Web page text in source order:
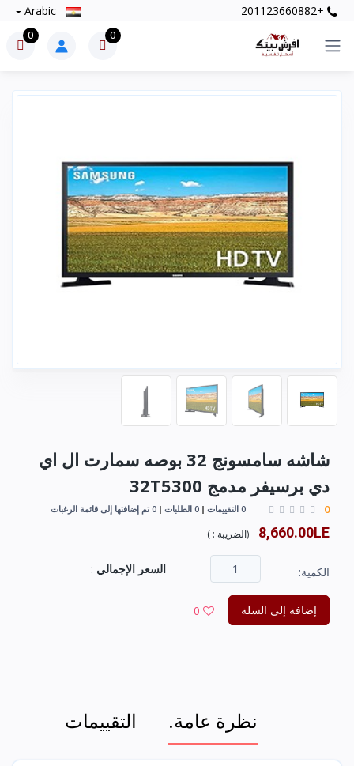
+201123660882
0
0
شاشه سامسونج 32 بوصه سمارت ال اي
دي برسيفر مدمج 32T5300
0 0 التقييمات 0 الطلبات 0 تم إضافتها إلى قائمة الرغبات
8,660.00LE
(الضريبة : )
الكمية: السعر الإجمالي :
إضافة إلى السلة 0
نظرة عامة. التقييمات